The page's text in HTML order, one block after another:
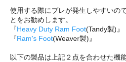
使用する際にブレが発生しやすいの
とをお勧めします。
『Heavy Duty Ram Foot(Tandy製)』
『Ram's Foot(Weaver製)』
以下の製品は上記２点を合わせた機